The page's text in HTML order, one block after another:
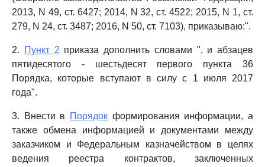
2013, N 49, ст. 6427; 2014, N 32, ст. 4522; 2015, N 1, ст.
279, N 24, ст. 3487; 2016, N 50, ст. 7103), приказываю:".
2. Пункт 2 приказа дополнить словами ", и абзацев
пятидесятого - шестьдесят первого пункта 36
Порядка, которые вступают в силу с 1 июля 2017
года".
3. Внести в Порядок формирования информации, а
также обмена информацией и документами между
заказчиком и Федеральным казначейством в целях
ведения реестра контрактов, заключенных